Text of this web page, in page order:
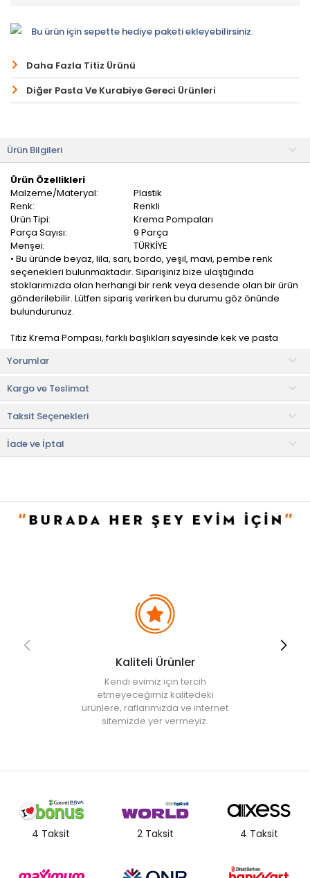
Bu ürün için sepette hediye paketi ekleyebilirsiniz.
Daha Fazla Titiz Ürünü
Diğer Pasta Ve Kurabiye Gereci Ürünleri
Ürün Bilgileri
Ürün Özellikleri
Malzeme/Materyal:
Plastik
Renk:
Renkli
Ürün Tipi:
Krema Pompaları
Parça Sayısı:
9 Parça
Menşei:
TÜRKİYE
• Bu üründe beyaz, lila, sarı, bordo, yeşil, mavi, pembe renk
seçenekleri bulunmaktadır. Siparişiniz bize ulaştığında
stoklarımızda olan herhangi bir renk veya desende olan bir ürün
gönderilebilir. Lütfen sipariş verirken bu durumu göz önünde
bulundurunuz.
Titiz Krema Pompası, farklı başlıkları sayesinde kek ve pasta
bırakabilirsiniz.
Tamamen sağlığa uygun hammaddelerden üretilenkrema
pompası'nın temizliği de oldukça kolaydır.
Ürün İçeriği
• Pompa: 1 adet
• Uç: 8 adet
• Not: Bu fiyat perakende satışlar için belirlenmiştir. Toplu alımlar
Yorumlar
Kargo ve Teslimat
Taksit Seçenekleri
İade ve İptal
Kaliteli Ürünler
Kendi evimiz için tercih
etmeyeceğimiz kalitedeki
ürünlere, raflarımızda ve internet
sitemizde yer vermeyiz.
4 Taksit 2 Taksit 4 Taksit